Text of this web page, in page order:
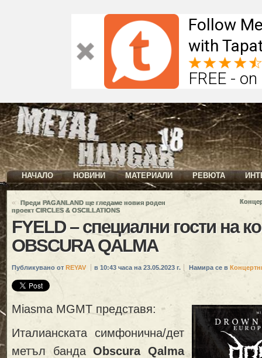
Follow
with
FREE -
НАЧАЛО НОВИНИ МАТЕРИАЛИ РЕВЮТА
«
Преди PAGANLAND ще гледаме новия роден
проект CIRCLES & OSCILLATIONS
FYELD – специални гости на
OBSCURA QALMA
Публикувано от REYAV в 10:43 часа на 23.05.2023 г. Намира се в
Miasma MGMT представя:
Италианската симфонична/дет
метъл бандаObscura Qalma